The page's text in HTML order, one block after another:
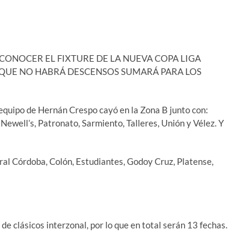
EL FIXTURE DE LA NUEVA COPA LIGA
NO HABRÁ DESCENSOS SUMARÁ PARA LOS
de Hernán Crespo cayó en la Zona B junto con:
Patronato, Sarmiento, Talleres, Unión y Vélez. Y
Córdoba, Colón, Estudiantes, Godoy Cruz, Platense,
clásicos interzonal, por lo que en total serán 13 fechas.